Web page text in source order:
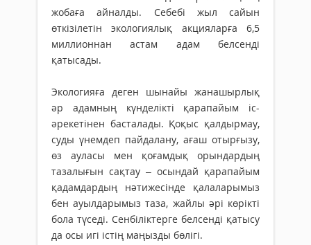
жобаға айналды. Себебі жыл сайын
өткізілетін экологиялық акцияларға 6,5
миллионнан астам адам белсенді
қатысады.
Экологияға деген шынайы жанашырлық
әр адамның күнделікті қарапайым іс-
әрекетінен басталады. Қоқыс қалдырмау,
суды үнемдеп пайдалану, ағаш отырғызу,
өз ауласы мен қоғамдық орындардың
тазалығын сақтау – осындай қарапайым
қадамдардың нәтижесінде қалаларымыз
бен ауылдарымыз таза, жайлы әрі көрікті
бола түседі. Сенбіліктерге белсенді қатысу
да осы игі істің маңызды бөлігі.